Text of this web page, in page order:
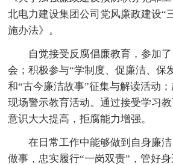
北电力建设集团公司党风廉政建设“
施办法》。
自觉接受反腐倡廉教育，参加
会；积极参与“学制度、促廉洁、保
和“古今廉洁故事”征集与解读活动
现场警示教育活动。通过接受学习
意识大大提高，拒腐能力增强。
在日常工作中能够做到自身廉
做事，忠实履行“一岗双责”，管好